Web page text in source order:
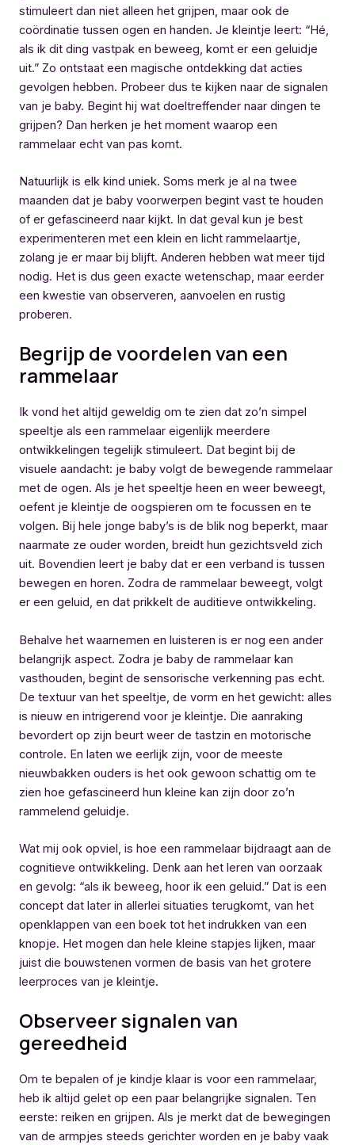
stimuleert dan niet alleen het grijpen, maar ook de
coördinatie tussen ogen en handen. Je kleintje leert: “Hé,
als ik dit ding vastpak en beweeg, komt er een geluidje
uit.” Zo ontstaat een magische ontdekking dat acties
gevolgen hebben. Probeer dus te kijken naar de signalen
van je baby. Begint hij wat doeltreffender naar dingen te
grijpen? Dan herken je het moment waarop een
rammelaar echt van pas komt.
Natuurlijk is elk kind uniek. Soms merk je al na twee
maanden dat je baby voorwerpen begint vast te houden
of er gefascineerd naar kijkt. In dat geval kun je best
experimenteren met een klein en licht rammelaartje,
zolang je er maar bij blijft. Anderen hebben wat meer tijd
nodig. Het is dus geen exacte wetenschap, maar eerder
een kwestie van observeren, aanvoelen en rustig
proberen.
Begrijp de voordelen van een
rammelaar
Ik vond het altijd geweldig om te zien dat zo’n simpel
speeltje als een rammelaar eigenlijk meerdere
ontwikkelingen tegelijk stimuleert. Dat begint bij de
visuele aandacht: je baby volgt de bewegende rammelaar
met de ogen. Als je het speeltje heen en weer beweegt,
oefent je kleintje de oogspieren om te focussen en te
volgen. Bij hele jonge baby’s is de blik nog beperkt, maar
naarmate ze ouder worden, breidt hun gezichtsveld zich
uit. Bovendien leert je baby dat er een verband is tussen
bewegen en horen. Zodra de rammelaar beweegt, volgt
er een geluid, en dat prikkelt de auditieve ontwikkeling.
Behalve het waarnemen en luisteren is er nog een ander
belangrijk aspect. Zodra je baby de rammelaar kan
vasthouden, begint de sensorische verkenning pas echt.
De textuur van het speeltje, de vorm en het gewicht: alles
is nieuw en intrigerend voor je kleintje. Die aanraking
bevordert op zijn beurt weer de tastzin en motorische
controle. En laten we eerlijk zijn, voor de meeste
nieuwbakken ouders is het ook gewoon schattig om te
zien hoe gefascineerd hun kleine kan zijn door zo’n
rammelend geluidje.
Wat mij ook opviel, is hoe een rammelaar bijdraagt aan de
cognitieve ontwikkeling. Denk aan het leren van oorzaak
en gevolg: “als ik beweeg, hoor ik een geluid.” Dat is een
concept dat later in allerlei situaties terugkomt, van het
openklappen van een boek tot het indrukken van een
knopje. Het mogen dan hele kleine stapjes lijken, maar
juist die bouwstenen vormen de basis van het grotere
leerproces van je kleintje.
Observeer signalen van
gereedheid
Om te bepalen of je kindje klaar is voor een rammelaar,
heb ik altijd gelet op een paar belangrijke signalen. Ten
eerste: reiken en grijpen. Als je merkt dat de bewegingen
van de armpjes steeds gerichter worden en je baby vaak